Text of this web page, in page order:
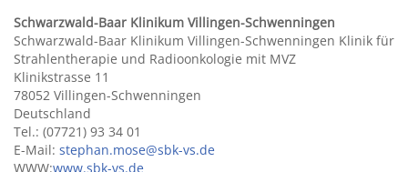
Schwarzwald-Baar Klinikum Villingen-Schwenningen
Schwarzwald-Baar Klinikum Villingen-Schwenningen Klinik für
Strahlentherapie und Radioonkologie mit MVZ
Klinikstrasse 11
78052 Villingen-Schwenningen
Deutschland
Tel.: (07721) 93 34 01
E-Mail: stephan.mose@sbk-vs.de
WWW:www.sbk-vs.de